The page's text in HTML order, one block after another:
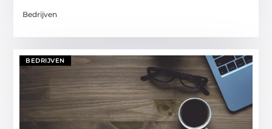
Bedrijven
BEDRIJVEN